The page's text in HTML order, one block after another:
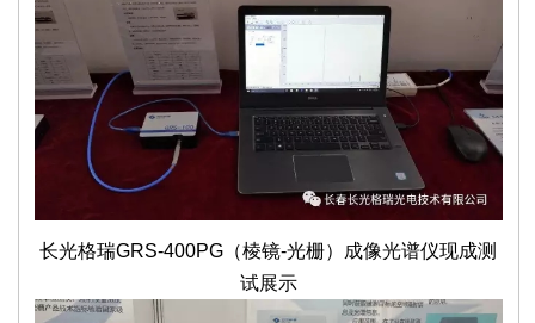
长光格瑞GRS-400PG（棱镜-光栅）成像光谱仪现成测
试展示